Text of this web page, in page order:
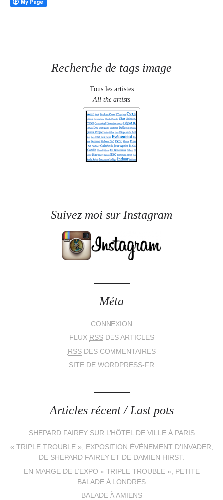
Recherche de tags image
Tous les artistes
All the artists
Suivez moi sur Instagram
Méta
CONNEXION
FLUX RSSDES ARTICLES
RSSDES COMMENTAIRES
SITE DE WORDPRESS-FR
Articles récent / Last pots
SHEPARD FAIREY SUR L’HÔTEL DE VILLE À PARIS
« TRIPLE TROUBLE », EXPOSITION ÉVÈNEMENT D’INVADER,
DE SHEPARD FAIREY ET DE DAMIEN HIRST.
EN MARGE DE L’EXPO « TRIPLE TROUBLE », PETITE
BALADE À LONDRES
BALADE À AMIENS